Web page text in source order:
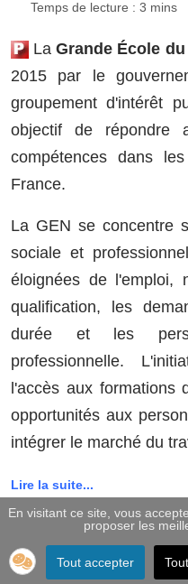
Temps de lecture : 3 mins
LaGrande École
2015 par le
groupement d'intérêt
objectif de répondre
compétences dans
France.
La GEN se concentre
sociale et
éloignées de l'emploi,
qualification, les
durée et les
professionnelle.
l'accès aux
opportunités aux
intégrer le marché du
Lire la suite...
En visitant ce site, vous
proposer les
Tout accepter